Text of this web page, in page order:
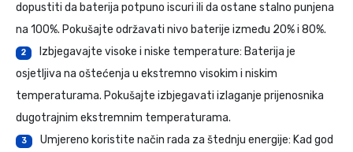
dopustiti da baterija potpuno iscuri ili da ostane stalno punjena
na 100%. Pokušajte održavati nivo baterije između 20% i 80%.
2
Izbjegavajte visoke i niske temperature: Baterija je
osjetljiva na oštećenja u ekstremno visokim i niskim
temperaturama. Pokušajte izbjegavati izlaganje prijenosnika
dugotrajnim ekstremnim temperaturama.
3
Umjereno koristite način rada za štednju energije: Kad god